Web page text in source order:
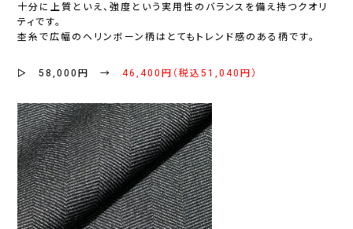
十分に上質といえ、強度という実用性のバランスを備え持つクオリ
ティです。
杢糸で広幅のヘリンボーン柄はとてもトレンド感のある柄です。
▻ 58,000円 → 46,400円（税込51,040円）